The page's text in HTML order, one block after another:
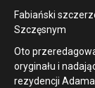
Fabiański
Szczęsnym
Oto
oryginału i
rezydencji Adama